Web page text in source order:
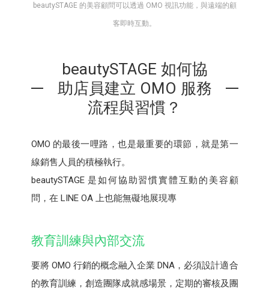
beautySTAGE 的美容顧問可以透過 OMO 視訊功能，與遠端的顧
客即時互動。
beautySTAGE 如何協
助店員建立 OMO 服務
流程與習慣？
OMO 的最後一哩路，也是最重要的環節，就是第一
線銷售人員的積極執行。
beautySTAGE 是如何協助習慣實體互動的美容顧
問，在 LINE OA 上也能無礙地展現專
教育訓練與內部交流
要將 OMO 行銷的概念融入企業 DNA，必須設計適合
的教育訓練，創造團隊成就感場景，定期的審核及團